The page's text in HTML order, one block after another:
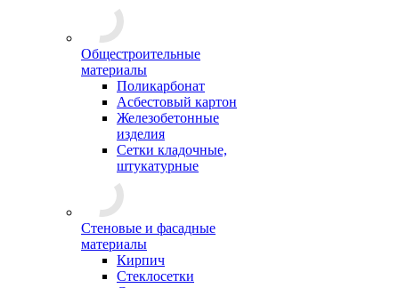
Общестроительные
материалы
Поликарбонат
Асбестовый картон
Железобетонные
изделия
Сетки кладочные,
штукатурные
Стеновые и фасадные
материалы
Кирпич
Стеклосетки